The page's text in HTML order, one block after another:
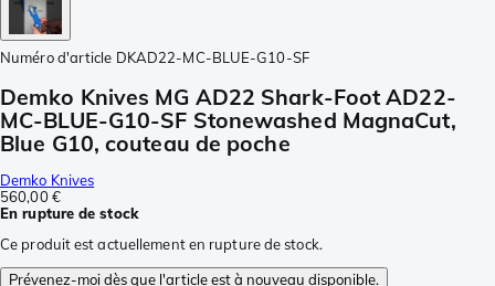
Numéro d'article DKAD22-MC-BLUE-G10-SF
Demko Knives MG AD22 Shark-Foot AD22-
MC-BLUE-G10-SF Stonewashed MagnaCut,
Blue G10, couteau de poche
Demko Knives
560,00 €
En rupture de stock
Ce produit est actuellement en rupture de stock.
Prévenez-moi dès que l'article est à nouveau disponible.